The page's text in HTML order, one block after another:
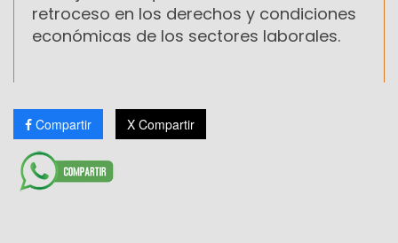
retroceso en los derechos y condiciones
económicas de los sectores laborales.
Compartir X Compartir